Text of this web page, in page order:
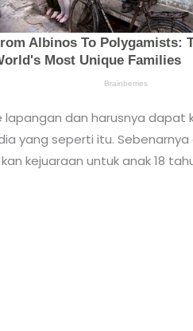
lapangan dan harusnya dapat
yang seperti itu.
kejuaraan untuk anak 18